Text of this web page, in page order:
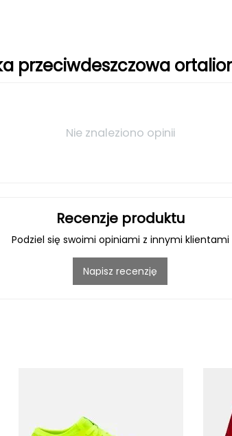
przeciwdeszczowa
Nie znaleziono opinii
Recenzje produktu
Podziel się swoimi opiniami z innymi klientami
Napisz recenzję